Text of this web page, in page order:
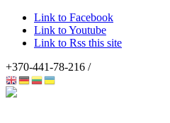
Link to Facebook
Link to Youtube
Link to Rss this site
+370-441-78-216 /